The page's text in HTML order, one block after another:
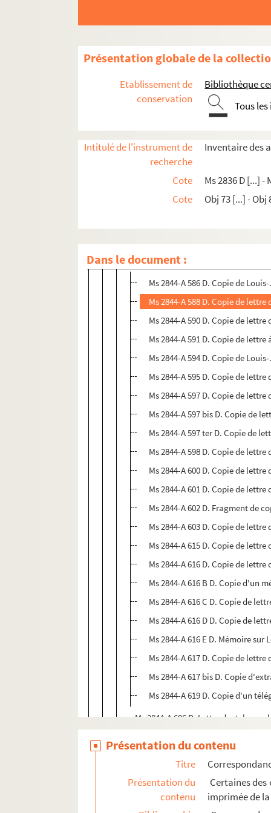
Présentation globale de la
Etablissement de
conservation
Bibliothèque
Tous
Intitulé de l'instrument de
recherche
Inventaire des
Cote
Ms 2836 D [...] -
Cote
Obj 73 [...] - Obj
Dans le document :
Ms 2844-A 567 D. Lettre de Louis-
Ms 2844-A 569 D. Lettre d'Auguste
Ms 2844- A 570 D. Lettre de Louis-
Ms 2844-A 571 D. Lettre de Louis-
Ms 2844-A 572 D. Lettre de Louis-
Ms 2844-A 573 D. Lettre de Louis-
Ms 2844-A 574 D. Lettre de Louis-
Ms 2844-A 576 D. Lettre de Louis-
Ms 2844-A 583 D. Lettre de Michel
Ms 2844-A 586 D à Ms 2844-A 603
Ms 2844-A 586 D. Copie de
Ms 2844-A 588 D. Copie de
Ms 2844-A 590 D. Copie de
Ms 2844-A 591 D. Copie de
Ms 2844-A 594 D. Copie de
Ms 2844-A 595 D. Copie de
Ms 2844-A 597 D. Copie de
Ms 2844-A 597 bis D. Copie de
Ms 2844-A 597 ter D. Copie de
Ms 2844-A 598 D. Copie de
Ms 2844-A 600 D. Copie de
Ms 2844-A 601 D. Copie de
Ms 2844-A 602 D. Fragment de
Ms 2844-A 603 D. Copie de
Ms 2844-A 615 D. Copie de
Ms 2844-A 616 D. Copie de
Ms 2844-A 616 B D. Copie d'un
Ms 2844-A 616 C D. Copie de
Ms 2844-A 616 D D. Copie de
Ms 2844-A 616 E D. Mémoire
Ms 2844-A 617 D. Copie de
Ms 2844-A 617 bis D. Copie
Ms 2844-A 619 D. Copie d'un
Ms 2844-A 606 D. Lettre
Ms 2844-A 624 D. Lettre de Louis-
Présentation du contenu
Titre
Présentation du
contenu
Certaines
imprimée de